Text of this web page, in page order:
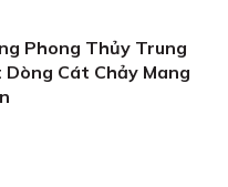
Phong Thủy Trung
Dòng Cát Chảy Mang